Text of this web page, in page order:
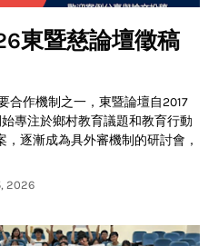
東暨慈論壇徵稿
合作機制之一，東暨論壇自2017
專注於鄉村教育議題和教育行動
逐漸成為具外審機制的研討會，
2026